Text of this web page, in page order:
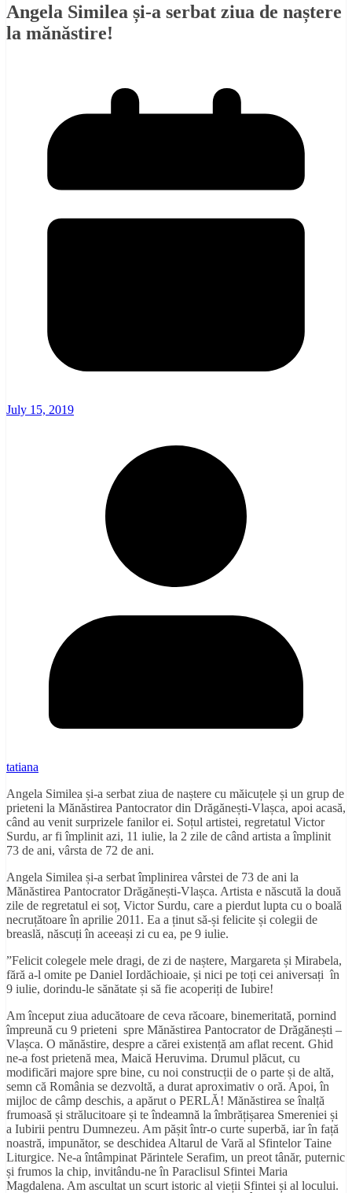
Angela Similea și-a serbat ziua de naștere
la mănăstire!
July 15, 2019
tatiana
Angela Similea și-a serbat ziua de naștere cu măicuțele și un grup de
prieteni la Mănăstirea Pantocrator din Drăgănești-Vlașca, apoi acasă,
când au venit surprizele fanilor ei. Soțul artistei, regretatul Victor
Surdu, ar fi împlinit azi, 11 iulie, la 2 zile de când artista a împlinit
73 de ani, vârsta de 72 de ani.
Angela Similea și-a serbat împlinirea vârstei de 73 de ani la
Mănăstirea Pantocrator Drăgănești-Vlașca. Artista e născută la două
zile de regretatul ei soț, Victor Surdu, care a pierdut lupta cu o boală
necruțătoare în aprilie 2011. Ea a ținut să-și felicite și colegii de
breaslă, născuți în aceeași zi cu ea, pe 9 iulie.
”Felicit colegele mele dragi, de zi de naștere, Margareta și Mirabela,
fără a-l omite pe Daniel Iordăchioaie, și nici pe toți cei aniversați în
9 iulie, dorindu-le sănătate și să fie acoperiți de Iubire!
Am început ziua aducătoare de ceva răcoare, binemeritată, pornind
împreună cu 9 prieteni spre Mănăstirea Pantocrator de Drăgănești –
Vlașca. O mănăstire, despre a cărei existență am aflat recent. Ghid
ne-a fost prietenă mea, Maică Heruvima. Drumul plăcut, cu
modificări majore spre bine, cu noi construcții de o parte și de altă,
semn că România se dezvoltă, a durat aproximativ o oră. Apoi, în
mijloc de câmp deschis, a apărut o PERLĂ! Mănăstirea se înalță
frumoasă și strălucitoare și te îndeamnă la îmbrățișarea Smereniei și
a Iubirii pentru Dumnezeu. Am pășit într-o curte superbă, iar în față
noastră, impunător, se deschidea Altarul de Vară al Sfintelor Taine
Liturgice. Ne-a întâmpinat Părintele Serafim, un preot tânăr, puternic
și frumos la chip, invitându-ne în Paraclisul Sfintei Maria
Magdalena. Am ascultat un scurt istoric al vieții Sfintei și al locului.